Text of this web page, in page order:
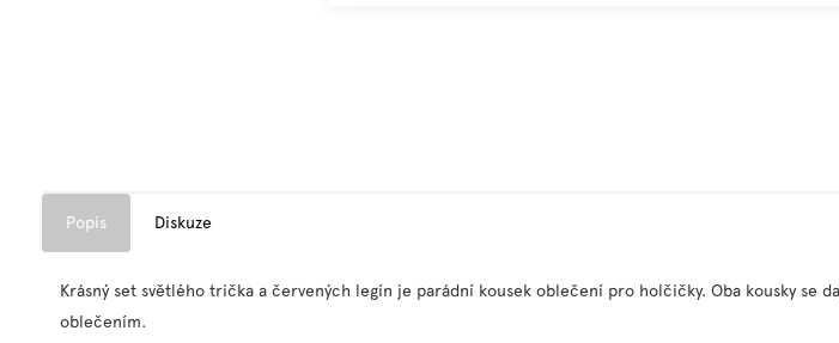
Popis Diskuze
Krásný set světlého trička a červených legín je parádní kousek oblečení pro holčičky. Oba kousky se
oblečením.